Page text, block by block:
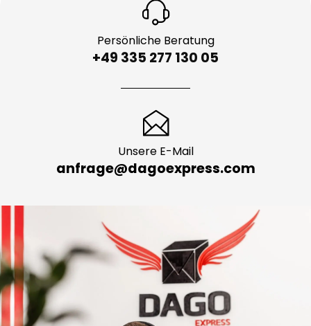
Persönliche Beratung
+49 335 277 130 05
Unsere E-Mail
anfrage@dagoexpress.com